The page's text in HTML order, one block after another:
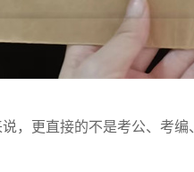
，更直接的不是考公、考